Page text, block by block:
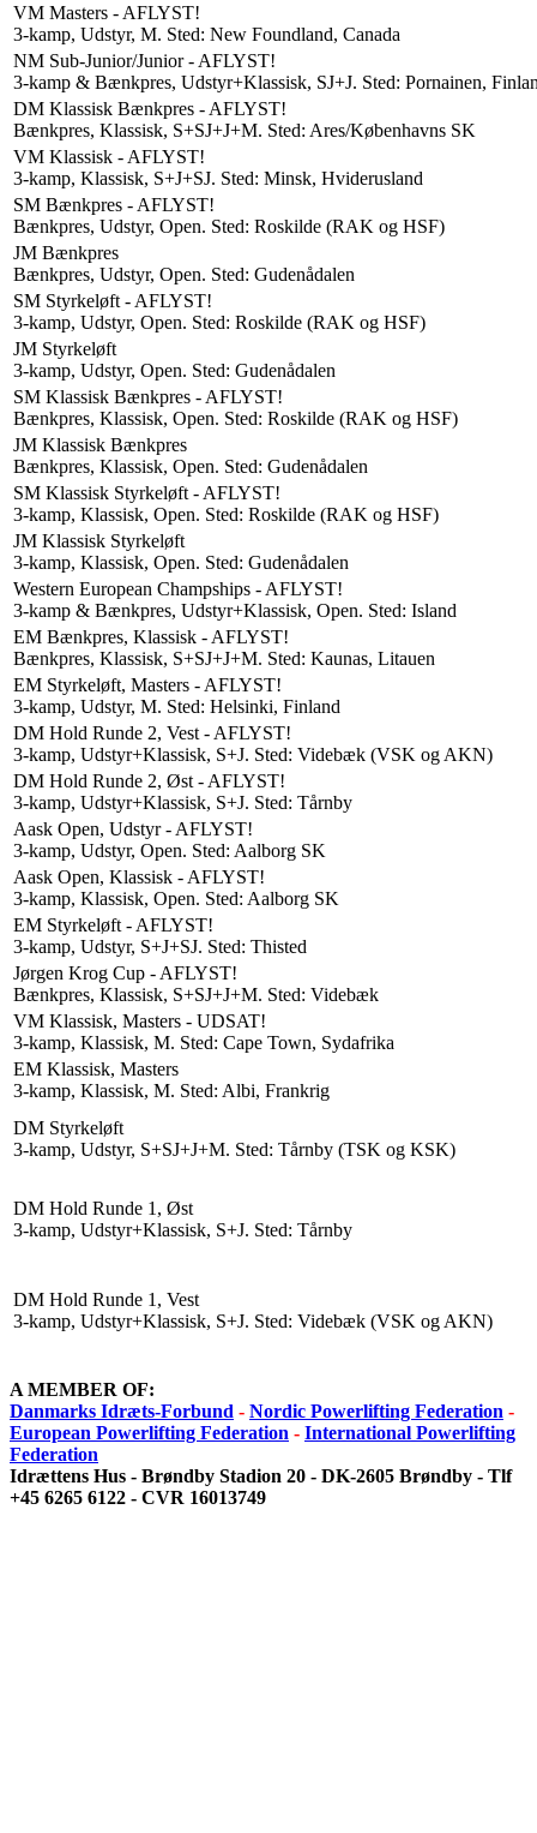
VM Masters - AFLYST!
3-kamp, Udstyr, M. Sted: New Foundland, Canada
NM Sub-Junior/Junior - AFLYST!
3-kamp & Bænkpres, Udstyr+Klassisk, SJ+J. Sted: Pornainen,
DM Klassisk Bænkpres - AFLYST!
Bænkpres, Klassisk, S+SJ+J+M. Sted: Ares/Københavns SK
VM Klassisk - AFLYST!
3-kamp, Klassisk, S+J+SJ. Sted: Minsk, Hviderusland
SM Bænkpres - AFLYST!
Bænkpres, Udstyr, Open. Sted: Roskilde (RAK og HSF)
JM Bænkpres
Bænkpres, Udstyr, Open. Sted: Gudenådalen
SM Styrkeløft - AFLYST!
3-kamp, Udstyr, Open. Sted: Roskilde (RAK og HSF)
JM Styrkeløft
3-kamp, Udstyr, Open. Sted: Gudenådalen
SM Klassisk Bænkpres - AFLYST!
Bænkpres, Klassisk, Open. Sted: Roskilde (RAK og HSF)
JM Klassisk Bænkpres
Bænkpres, Klassisk, Open. Sted: Gudenådalen
SM Klassisk Styrkeløft - AFLYST!
3-kamp, Klassisk, Open. Sted: Roskilde (RAK og HSF)
JM Klassisk Styrkeløft
3-kamp, Klassisk, Open. Sted: Gudenådalen
Western European Champships - AFLYST!
3-kamp & Bænkpres, Udstyr+Klassisk, Open. Sted: Island
EM Bænkpres, Klassisk - AFLYST!
Bænkpres, Klassisk, S+SJ+J+M. Sted: Kaunas, Litauen
EM Styrkeløft, Masters - AFLYST!
3-kamp, Udstyr, M. Sted: Helsinki, Finland
DM Hold Runde 2, Vest - AFLYST!
3-kamp, Udstyr+Klassisk, S+J. Sted: Videbæk (VSK og AKN)
DM Hold Runde 2, Øst - AFLYST!
3-kamp, Udstyr+Klassisk, S+J. Sted: Tårnby
Aask Open, Udstyr - AFLYST!
3-kamp, Udstyr, Open. Sted: Aalborg SK
Aask Open, Klassisk - AFLYST!
3-kamp, Klassisk, Open. Sted: Aalborg SK
EM Styrkeløft - AFLYST!
3-kamp, Udstyr, S+J+SJ. Sted: Thisted
Jørgen Krog Cup - AFLYST!
Bænkpres, Klassisk, S+SJ+J+M. Sted: Videbæk
VM Klassisk, Masters - UDSAT!
3-kamp, Klassisk, M. Sted: Cape Town, Sydafrika
EM Klassisk, Masters
3-kamp, Klassisk, M. Sted: Albi, Frankrig
DM Styrkeløft
3-kamp, Udstyr, S+SJ+J+M. Sted: Tårnby (TSK og KSK)
DM Hold Runde 1, Øst
3-kamp, Udstyr+Klassisk, S+J. Sted: Tårnby
DM Hold Runde 1, Vest
3-kamp, Udstyr+Klassisk, S+J. Sted: Videbæk (VSK og AKN)
A MEMBER OF:
Danmarks Idræts-Forbund - Nordic Powerlifting Federation -
European Powerlifting Federation - International Powerlifting
Federation
Idrættens Hus - Brøndby Stadion 20 - DK-2605 Brøndby - Tlf
+45 6265 6122 - CVR 16013749